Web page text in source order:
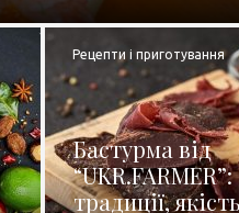
Рецепти і приготування
Бастурма від
“UKR.FARMER”:
традиції,